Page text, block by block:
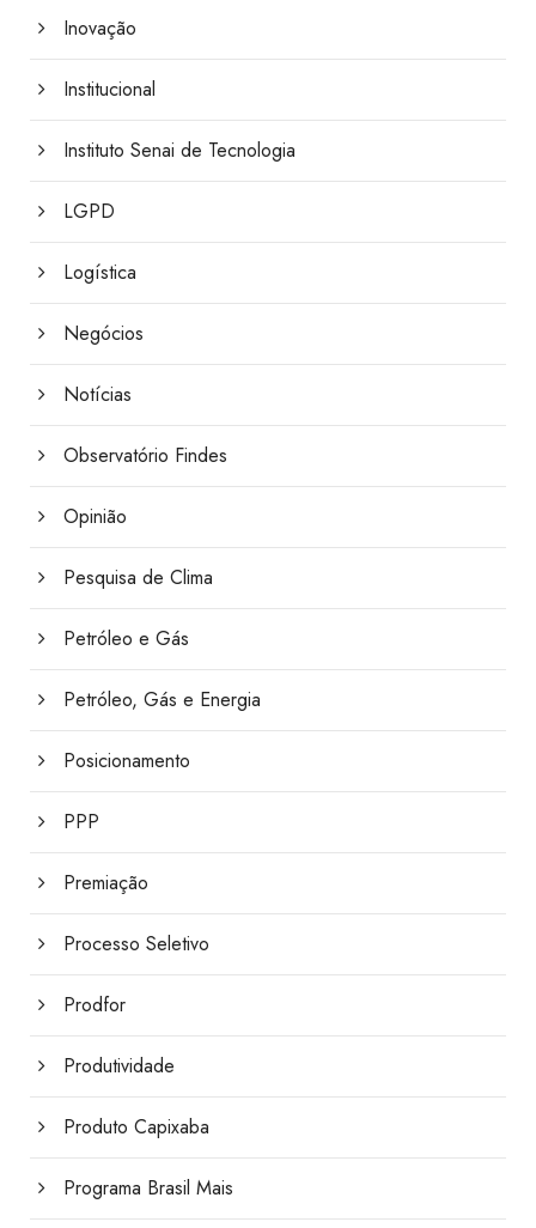
Inovação
Institucional
Instituto Senai de Tecnologia
LGPD
Logística
Negócios
Notícias
Observatório Findes
Opinião
Pesquisa de Clima
Petróleo e Gás
Petróleo, Gás e Energia
Posicionamento
PPP
Premiação
Processo Seletivo
Prodfor
Produtividade
Produto Capixaba
Programa Brasil Mais